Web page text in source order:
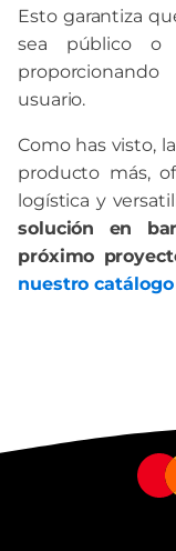
Esto garantiza
sea público o
usuario.
Como has visto,
producto más,
logística y
solución en
próximo
nuestro